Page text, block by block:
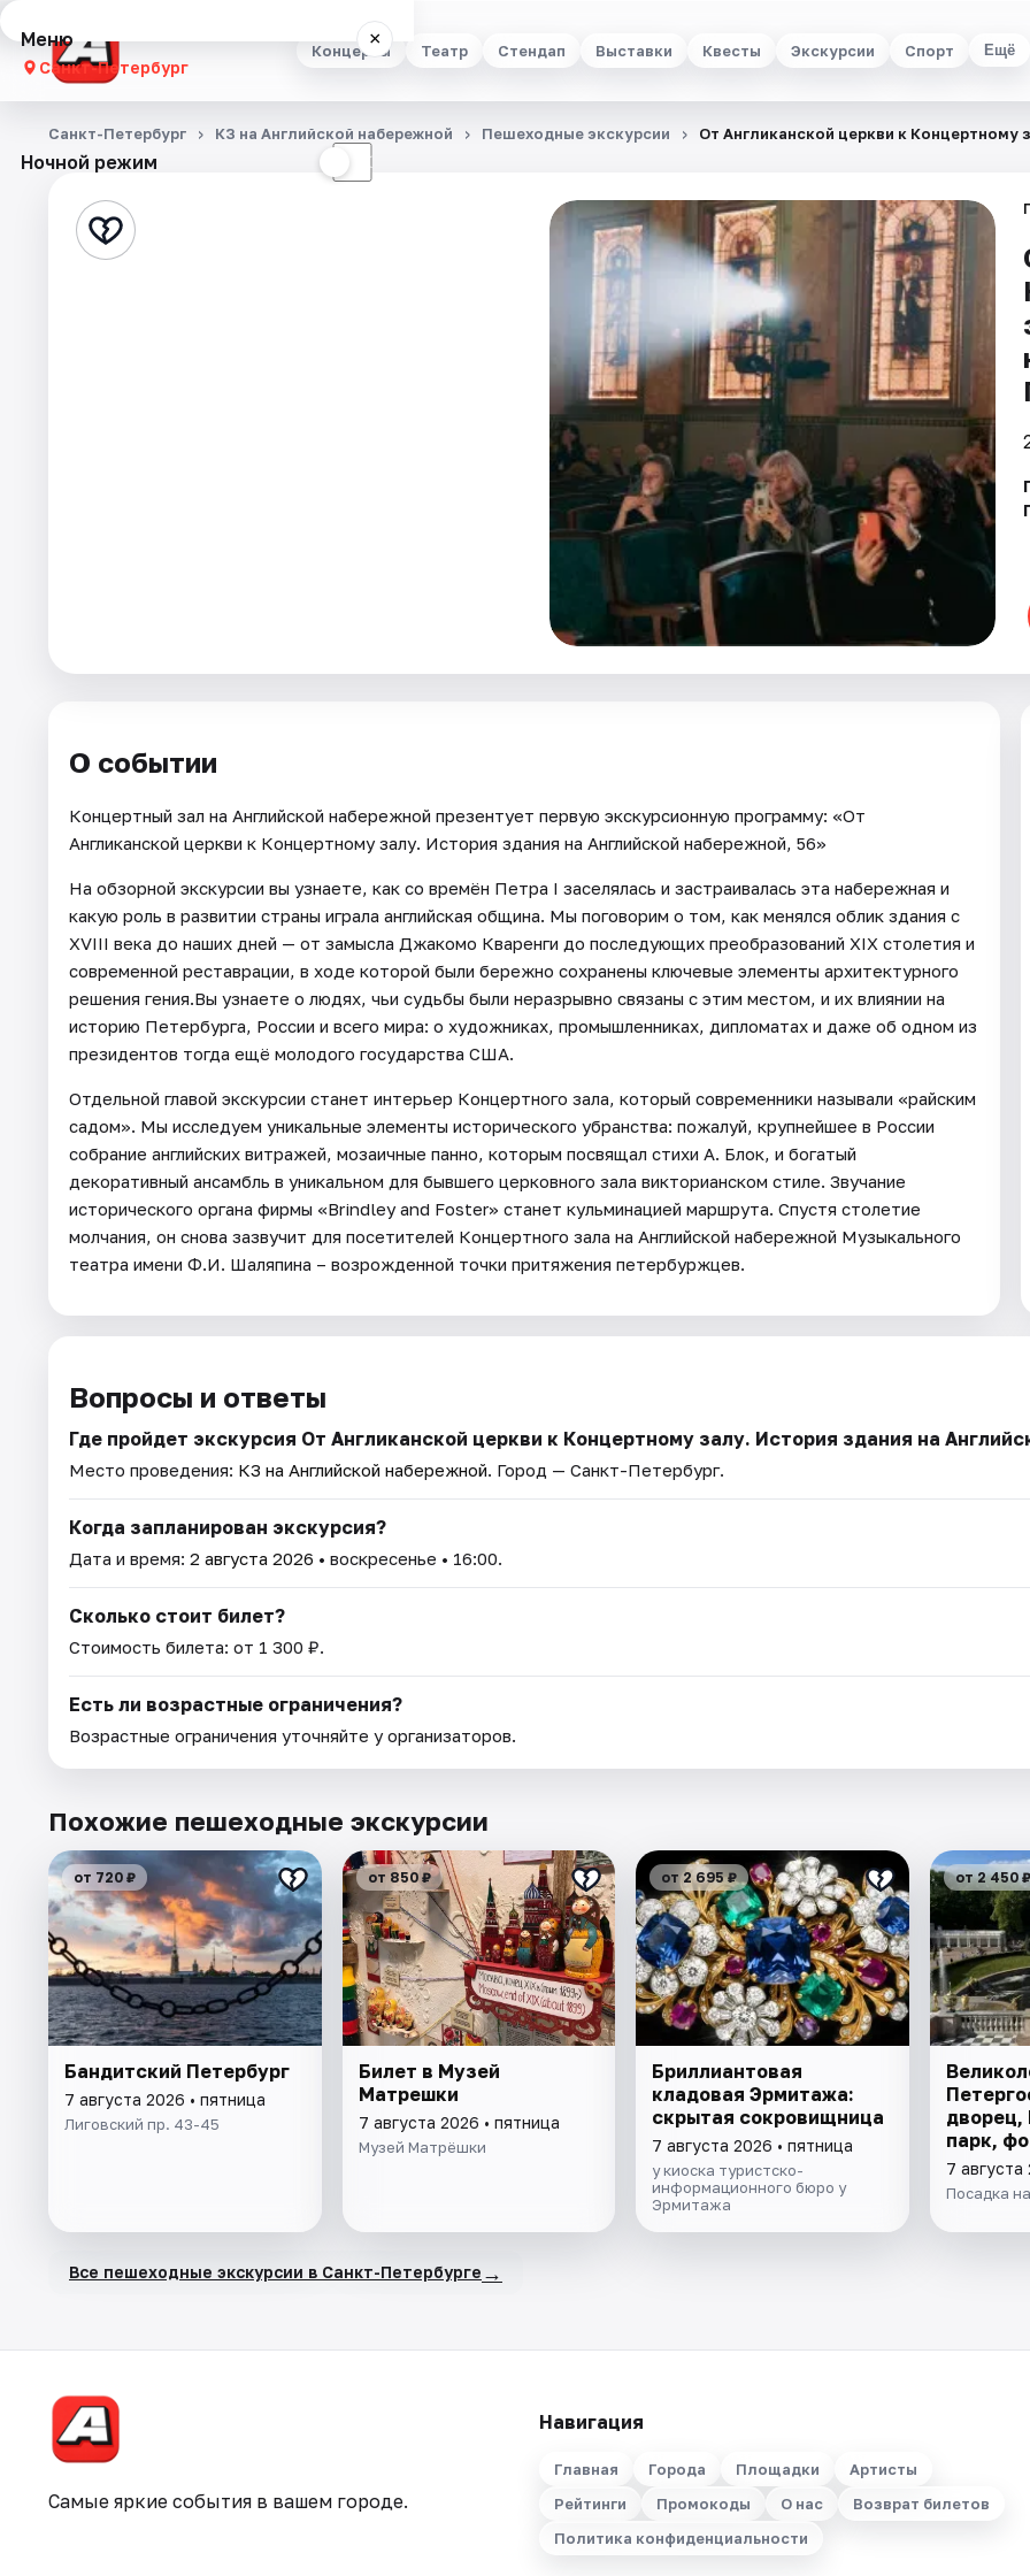
Концерты Театр Стендап Выставки Квесты Экскурсии Спорт Ещё
Меню ×
Санкт-Петербург
Концерты
Стендап
Ночной режим ☾
Санкт-Петербург КЗ на Английской набережной Пешеходные экскурсии От Англиканской церкви к Концертному
О событии
Концертный зал на Английской набережной презентует первую экскурсионную программу: «От
Англиканской церкви к Концертному залу. История здания на Английской набережной, 56»
На обзорной экскурсии вы узнаете, как со времён Петра I заселялась и застраивалась эта набережная и
какую роль в развитии страны играла английская община. Мы поговорим о том, как менялся облик здания с
XVIII века до наших дней — от замысла Джакомо Кваренги до последующих преобразований XIX столетия и
современной реставрации, в ходе которой были бережно сохранены ключевые элементы архитектурного
решения гения.Вы узнаете о людях, чьи судьбы были неразрывно связаны с этим местом, и их влиянии на
историю Петербурга, России и всего мира: о художниках, промышленниках, дипломатах и даже об одном из
президентов тогда ещё молодого государства США.
Отдельной главой экскурсии станет интерьер Концертного зала, который современники называли «райским
садом». Мы исследуем уникальные элементы исторического убранства: пожалуй, крупнейшее в России
собрание английских витражей, мозаичные панно, которым посвящал стихи А. Блок, и богатый
декоративный ансамбль в уникальном для бывшего церковного зала викторианском стиле. Звучание
исторического органа фирмы «Brindley and Foster» станет кульминацией маршрута. Спустя столетие
молчания, он снова зазвучит для посетителей Концертного зала на Английской набережной Музыкального
театра имени Ф.И. Шаляпина – возрожденной точки притяжения петербуржцев.
Вопросы и ответы
Где пройдет экскурсия От Англиканской церкви к Концертному залу. История здания на
Место проведения: КЗ на Английской набережной. Город — Санкт-Петербург.
Когда запланирован экскурсия?
Дата и время: 2 августа 2026 • воскресенье • 16:00.
Сколько стоит билет?
Стоимость билета: от 1 300 ₽.
Есть ли возрастные ограничения?
Возрастные ограничения уточняйте у организаторов.
Похожие пешеходные экскурсии
от 720 ₽
Бандитский Петербург
7 августа 2026 • пятница
Лиговский пр. 43-45
от 850 ₽
Билет в Музей
Матрешки
7 августа 2026 • пятница
Музей Матрёшки
от 2 695 ₽
Бриллиантовая
кладовая Эрмитажа:
скрытая сокровищница
7 августа 2026 • пятница
у киоска туристско-
информационного бюро у
Эрмитажа
от 2 450 ₽
парк,
7 августа
Посадка
Все пешеходные экскурсии в Санкт-Петербурге →
Самые яркие события в вашем городе.
Навигация
Главная Города Площадки
Артисты
Рейтинги
Промокоды О нас
Возврат билетов
Политика конфиденциальности